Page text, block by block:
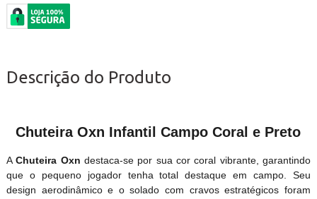
Descrição do Produto
Chuteira Oxn Infantil Campo Coral e Preto
AChuteira Oxn destaca-se por sua cor coral vibrante, garantindo
que o pequeno jogador tenha total destaque em campo. Seu
design aerodinâmico e o solado com cravos estratégicos foram